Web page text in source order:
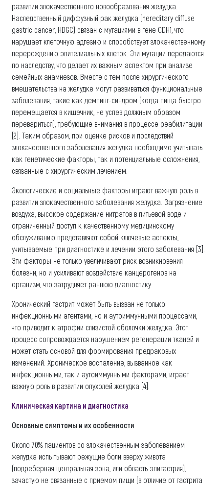
развитии злокачественного новообразования желудка.
Наследственный диффузный рак желудка (hereditary diffuse
gastric cancer, HDGC) связан с мутациями в гене CDH1, что
нарушает клеточную адгезию и способствует злокачественному
перерождению эпителиальных клеток. Эти мутации передаются
по наследству, что делает их важным аспектом при анализе
семейных анамнезов. Вместе с тем после хирургического
вмешательства на желудке могут развиваться функциональные
заболевания, такие как демпинг-синдром (когда пища быстро
перемещается в кишечник, не успев должным образом
перевариться), требующие внимания в процессе реабилитации
[2]. Таким образом, при оценке рисков и последствий
злокачественного заболевания желудка необходимо учитывать
как генетические факторы, так и потенциальные осложнения,
связанные с хирургическим лечением.
Экологические и социальные факторы играют важную роль в
развитии злокачественного заболевания желудка. Загрязнение
воздуха, высокое содержание нитратов в питьевой воде и
ограниченный доступ к качественному медицинскому
обслуживанию представляют собой ключевые аспекты,
учитываемые при диагностике и лечении этого заболевания [3].
Эти факторы не только увеличивают риск возникновения
болезни, но и усиливают воздействие канцерогенов на
организм, что затрудняет раннюю диагностику.
Хронический гастрит может быть вызван не только
инфекционными агентами, но и аутоиммунными процессами,
что приводит к атрофии слизистой оболочки желудка. Этот
процесс сопровождается нарушением регенерации тканей и
может стать основой для формирования предраковых
изменений. Хроническое воспаление, вызванное как
инфекционными, так и аутоиммунными факторами, играет
важную роль в развитии опухолей желудка [4].
Клиническая картина и диагностика
Основные симптомы и их особенности
Около 70% пациентов со злокачественным заболеванием
желудка испытывают режущие боли вверху живота
(подреберная центральная зона, или область эпигастрия),
зачастую не связанные с приемом пищи (в отличие от гастрита